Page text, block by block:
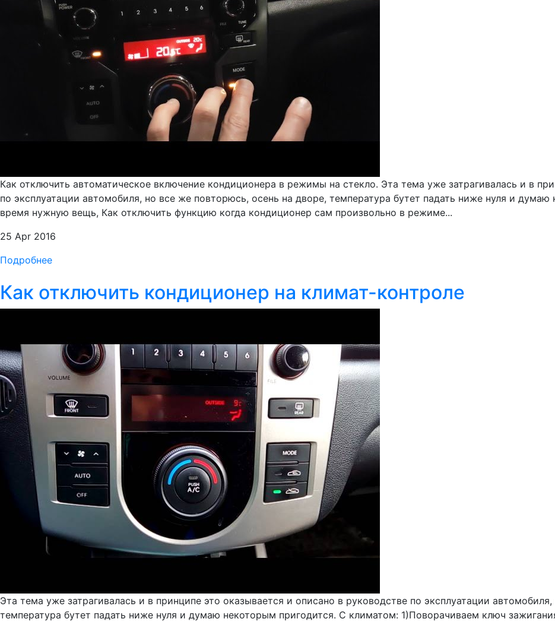
Как отключить автоматическое включение кондиционера в режимы на стекло. Эта тема уже затрагивалась и в
по эксплуатации автомобиля, но все же повторюсь, осень на дворе, температура бутет падать ниже нуля и
время нужную вещь, Как отключить функцию когда кондиционер сам произвольно в режиме...
25 Apr 2016
Подробнее
Как отключить кондиционер на климат-контроле
Эта тема уже затрагивалась и в принципе это оказывается и описано в руководстве по эксплуатации
температура бутет падать ниже нуля и думаю некоторым пригодится. С климатом: 1)Поворачиваем ключ